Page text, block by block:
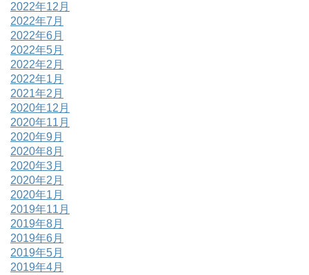
2022年12月
2022年7月
2022年6月
2022年5月
2022年2月
2022年1月
2021年2月
2020年12月
2020年11月
2020年9月
2020年8月
2020年3月
2020年2月
2020年1月
2019年11月
2019年8月
2019年6月
2019年5月
2019年4月